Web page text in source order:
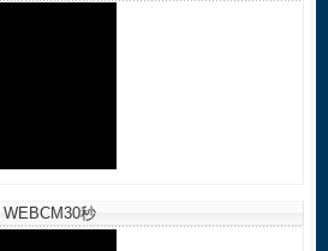
秒